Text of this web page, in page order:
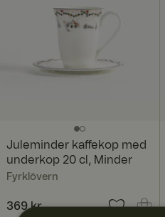
Juleminder kaffekop med
underkop 20 cl, Minder
Fyrklövern
Pris:369 kr.
369 kr.